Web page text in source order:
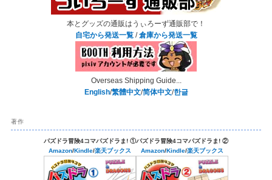
本とグッズの通販はうぃろーず通販部で！
自宅から発送一覧/倉庫から発送一覧
Overseas Shipping Guide...
English/繁體中文/简体中文/한글
著作
パズドラ冒険4コマパズドラま! ①
Amazon/Kindle/楽天ブックス
パズドラ冒険4コマパズドラま! ②
Amazon/Kindle/楽天ブックス